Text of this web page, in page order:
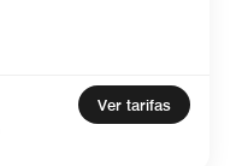
Ver tarifas